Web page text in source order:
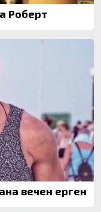
Роберт
вечен ерген